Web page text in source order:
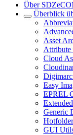
Über
Überblick
Asset
Attribute
Cloud
Easy
EPREL
Generic
Hotfolder
GUI